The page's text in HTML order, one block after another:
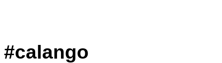
#calango